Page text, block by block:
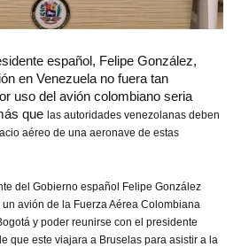
español, Felipe González,
en Venezuela no fuera tan
uso del avión colombiano seria
que las autoridades venezolanas deben
aéreo de una aeronave de estas
del Gobierno español Felipe González
avión de la Fuerza Aérea Colombiana
y poder reunirse con el presidente
que este viajara a Bruselas para asistir a la